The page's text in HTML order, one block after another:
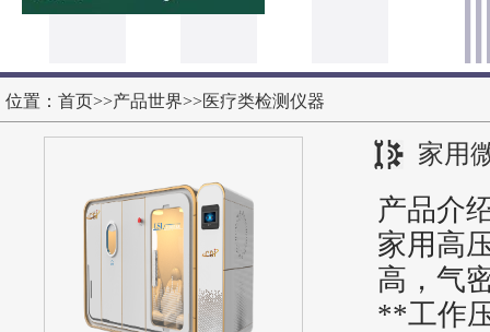
电动轮椅车接插件疲劳测试仪
位置： 首页>>产品世界>>医疗类检测仪器
家用
产品介
家用高
高，气
**工作